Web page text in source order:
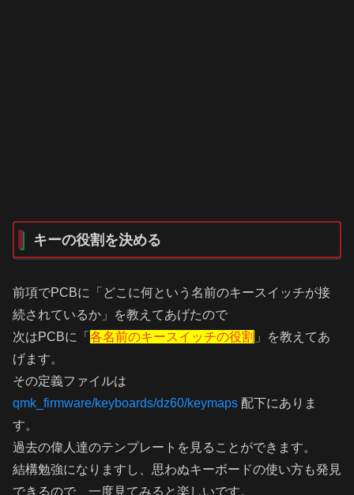
キーの役割を決める
前項でPCBに「どこに何という名前のキースイッチが接
続されているか」を教えてあげたので
次はPCBに「 各名前のキースイッチの役割 」を教えてあ
げます。
その定義ファイルは
qmk_firmware/keyboards/dz60/keymaps 配下にありま
す。
過去の偉人達のテンプレートを見ることができます。
結構勉強になりますし、思わぬキーボードの使い方も発見
できるので、一度見てみると楽しいです。